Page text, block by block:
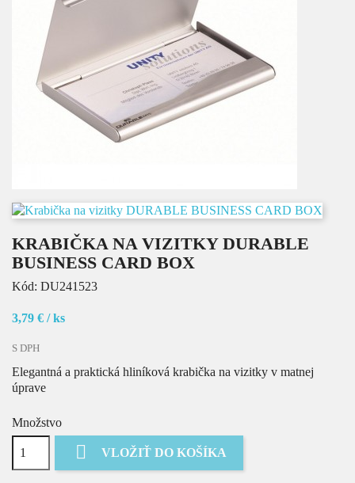
KRABIČKA NA VIZITKY DURABLE
BUSINESS CARD BOX
Kód: DU241523
3,79 € / ks
S DPH
Elegantná a praktická hliníková krabička na vizitky v matnej
úprave
Množstvo
 VLOŽIŤ DO KOŠÍKA